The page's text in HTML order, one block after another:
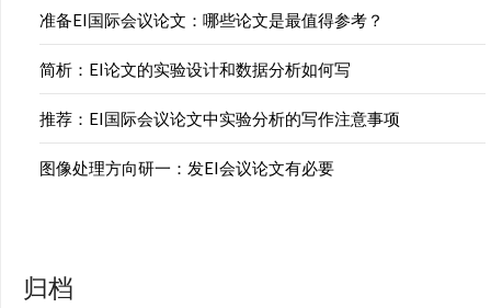
准备EI国际会议论文：哪些论文是最值得参考？
简析：EI论文的实验设计和数据分析如何写
推荐：EI国际会议论文中实验分析的写作注意事项
图像处理方向研一：发EI会议论文有必要
归档